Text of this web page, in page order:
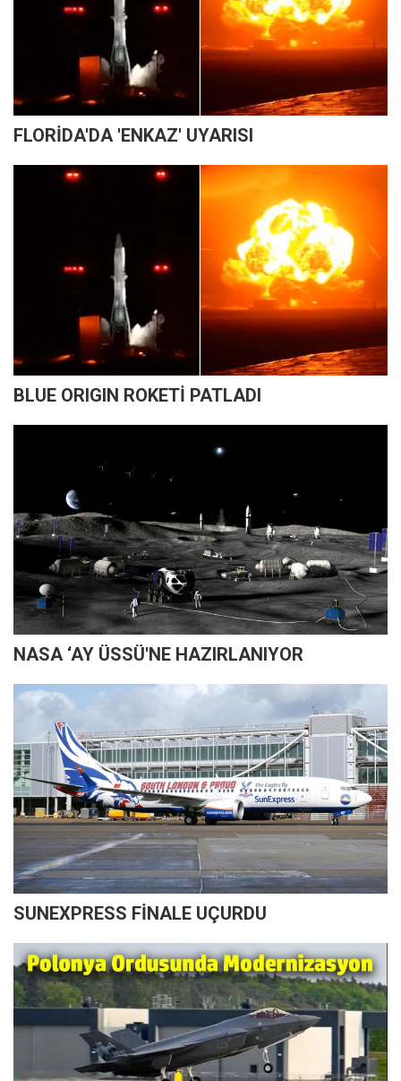
FLORİDA'DA 'ENKAZ' UYARISI
BLUE ORIGIN ROKETİ PATLADI
NASA ‘AY ÜSSÜ'NE HAZIRLANIYOR
SUNEXPRESS FİNALE UÇURDU